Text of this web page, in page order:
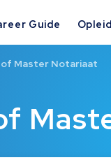
Guide
Master Notariaat